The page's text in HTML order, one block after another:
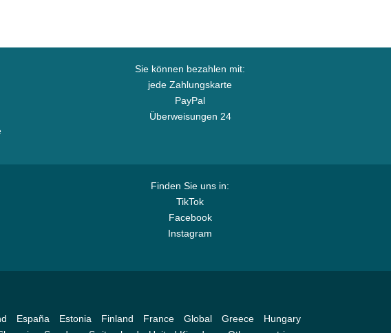
Sie können bezahlen mit:
jede Zahlungskarte
PayPal
Überweisungen 24
Finden Sie uns in:
TikTok
Facebook
Instagram
España Estonia Finland France Global Greece
Hungary